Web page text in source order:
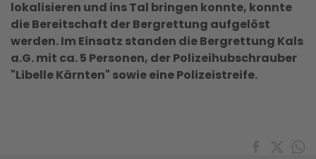
lokalisieren und ins Tal bringen konnte, konnte
die Bereitschaft der Bergrettung aufgelöst
werden. Im Einsatz standen die Bergrettung Kals
a.G. mit ca. 5 Personen, der Polizeihubschrauber
"Libelle Kärnten" sowie eine Polizeistreife.